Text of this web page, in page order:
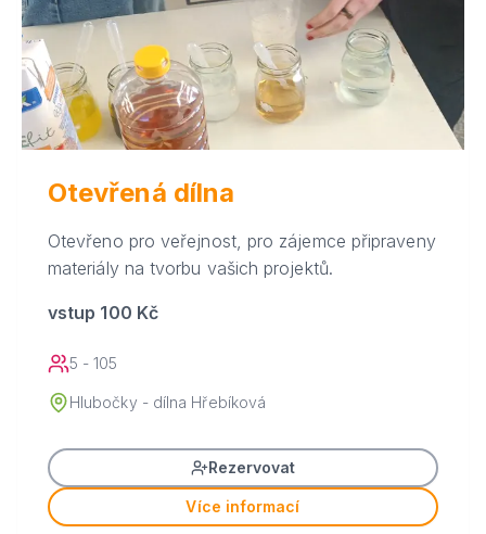
Otevřená dílna
Otevřeno pro veřejnost, pro zájemce připraveny
materiály na tvorbu vašich projektů.
vstup 100 Kč
5 - 105
Hlubočky - dílna Hřebíková
Rezervovat
Více informací